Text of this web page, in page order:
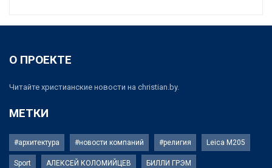
О ПРОЕКТЕ
Читайте христианские новости на christian.by.
МЕТКИ
#архитектура #новости компаний #религия Leica M205
Sport АЛЕКСЕЙ КОЛОМИЙЦЕВ БИЛЛИ ГРЭМ